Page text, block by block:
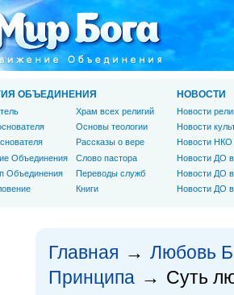
Главная → Любовь
Принципа → Суть
ОБЪЕДИНЕНИЯ
Объединения
Объединения
Храм всех религий
Основы теологии
Рассказы о вере
Слово пастора
Переводы служб
Книги
НОВОСТИ
Новости
Новости
Новости НКО
Новости ДО
Новости ДО
Новости ДО